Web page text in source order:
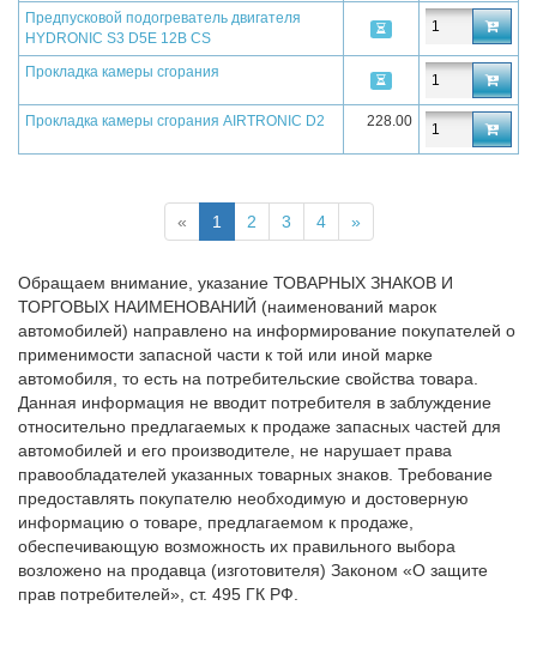
Предпусковой подогреватель двигателя
HYDRONIC S3 D5E 12В CS
Прокладка камеры сгорания
Прокладка камеры сгорания AIRTRONIC D2 228.00
« 1 2 3 4 »
Обращаем внимание, указание ТОВАРНЫХ ЗНАКОВ И
ТОРГОВЫХ НАИМЕНОВАНИЙ (наименований марок
автомобилей) направлено на информирование покупателей о
применимости запасной части к той или иной марке
автомобиля, то есть на потребительские свойства товара.
Данная информация не вводит потребителя в заблуждение
относительно предлагаемых к продаже запасных частей для
автомобилей и его производителе, не нарушает права
правообладателей указанных товарных знаков. Требование
предоставлять покупателю необходимую и достоверную
информацию о товаре, предлагаемом к продаже,
обеспечивающую возможность их правильного выбора
возложено на продавца (изготовителя) Законом «О защите
прав потребителей», ст. 495 ГК РФ.